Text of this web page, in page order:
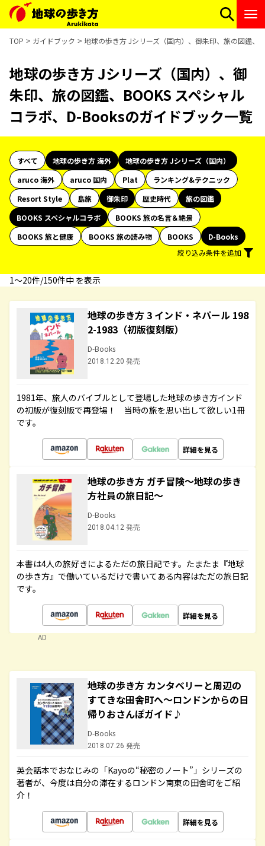
TOP ガイドブック 地球の歩き方 Jシリーズ（国内）、御朱印、旅の図鑑、
地球の歩き方 Jシリーズ（国内）、御
朱印、旅の図鑑、BOOKS スペシャル
コラボ、D-Booksのガイドブック一覧
すべて 地球の歩き方 海外
地球の歩き方 Jシリーズ（国内）
aruco 海外
aruco 国内 Plat
ランキング&テクニック
Resort Style
島旅 御朱印 歴史時代
旅の図鑑
BOOKS スペシャルコラボ
BOOKS 旅の名言＆絶景
BOOKS 旅と健康
BOOKS 旅の読み物 BOOKS
D-Books
絞り込み条件を追加
1〜20件/150件中 を表示
地球の歩き方 3 インド・ネパール 198
2-1983（初版復刻版）
D-Books
2018.12.20 発売
1981年、旅人のバイブルとして登場した地球の歩き方インド
の初版が復刻版で再登場！ 当時の旅を思い出して欲しい1冊
です。
詳細を見る
地球の歩き方 ガチ冒険～地球の歩き
方社員の旅日記～
D-Books
2018.04.12 発売
本書は4人の旅好きによるただの旅日記です。たまたま『地球
の歩き方』で働いているだけで書いてある内容はただの旅日記
です。
詳細を見る
AD
地球の歩き方 カンタベリーと周辺の
すてきな田舎町へ～ロンドンからの日
帰りおさんぽガイド♪
D-Books
2018.07.26 発売
英会話本でおなじみの「Kayoの“秘密のノート”」シリーズの
著者が、今度は自分の滞在するロンドン南東の田舎町をご紹
介！
詳細を見る